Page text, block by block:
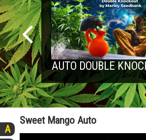
AUTO DOUBLE
A
Sweet Mango Auto